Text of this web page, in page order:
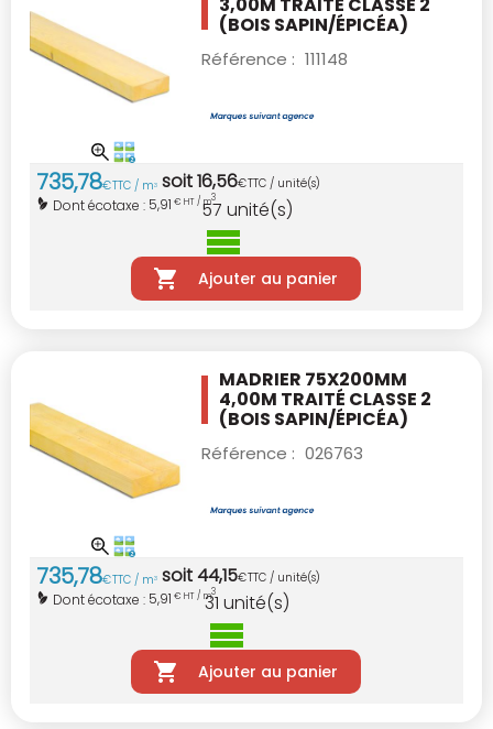
(BOIS SAPIN/ÉPICÉA)
Référence : 111148
735,78€TTC / m3 soit16,56€TTC / unité(s)
Dont écotaxe : 5,91 € HT / m3
57 unité(s)
Ajouter au panier
MADRIER 75X200MM
4,00M TRAITÉ CLASSE 2
(BOIS SAPIN/ÉPICÉA)
Référence : 026763
735,78€TTC / m3 soit44,15€TTC / unité(s)
Dont écotaxe : 5,91 € HT / m3
31 unité(s)
Ajouter au panier